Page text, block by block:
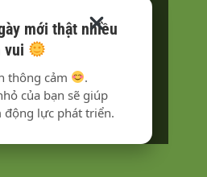
mới thật nhiều
vui
thông cảm
.
của bạn sẽ giúp
động lực phát triển.